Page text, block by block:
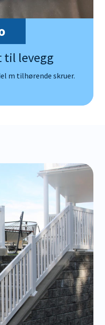
til levegg
m tilhørende skruer.